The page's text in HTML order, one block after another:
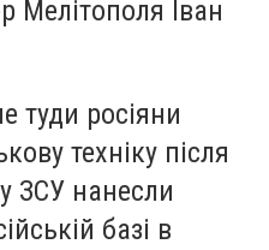
Мелітополя Іван
туди росіяни
техніку після
ЗСУ нанесли
базі в